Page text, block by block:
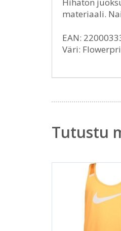
Hihaton
materiaali.
EAN:
Väri:
Tutustu